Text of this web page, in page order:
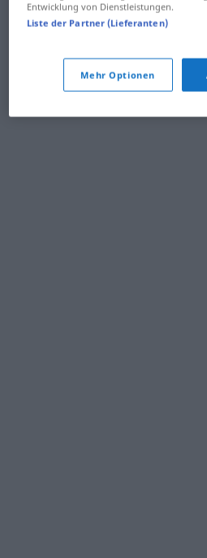
Entwicklung von Dienstleistungen.
Liste der Partner (Lieferanten)
Mehr Optionen